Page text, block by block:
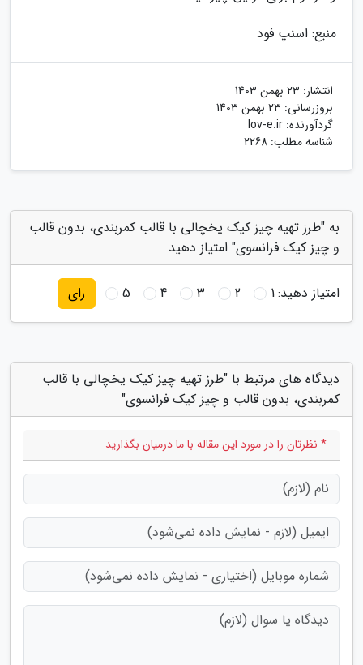
منبع: اسنپ فود
انتشار: 23 بهمن 1403
بروزرسانی: 23 بهمن 1403
گردآورنده: lov-e.ir
شناسه مطلب: 2268
به "طرز تهیه چیز کیک یخچالی با قالب کمربندی، بدون قالب
و چیز کیک فرانسوی" امتیاز دهید
امتیاز دهید:1
2
3
4
5 رای
دیدگاه های مرتبط با "طرز تهیه چیز کیک یخچالی با قالب
کمربندی، بدون قالب و چیز کیک فرانسوی"
* نظرتان را در مورد این مقاله با ما درمیان بگذارید